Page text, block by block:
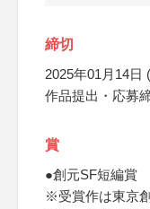
締切
2025年01月14日
作品提出・応募
賞
●創元SF短編賞
※受賞作は東京